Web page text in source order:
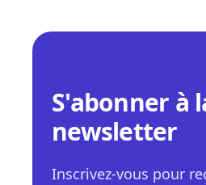
S'abonner à
newsletter
Inscrivez-vous pour